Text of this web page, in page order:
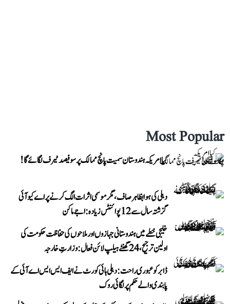
Most Popular
کیا امریکہ ہندوستان سمیت پانچ ممالک پر سو فیصد ٹیرف لگائے گا!
دہلی کی ہوا بظاہر صاف، مگر موسمی اثرات الگ کرنے پر اے کیو آئی
گزشتہ سال سے 12 پوائنٹس زیادہ: اجے ماکن
خلیجی خطے میں ہندوستانی جہازوں اور ملاحوں کی حفاظت حکومت کی
اولین ترجیح، 24 گھنٹے ہیلپ لائن فعال: وزارتِ خارجہ
ڈابر کو عبوری راحت: دہلی ہائی کورٹ نے ایف ایس ایس اے آئی کے
پابندی والے حکم پر لگائی روک